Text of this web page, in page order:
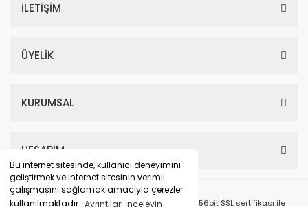
Bu internet sitesinde, kullanıcı deneyimini
geliştirmek ve internet sitesinin verimli
çalışmasını sağlamak amacıyla çerezler
kullanılmaktadır. Ayrıntıları İnceleyin
İLETİŞİM
ÜYELİK
KURUMSAL
HESABIM
© Tüm Hakları Saklıdır. Kredi kartı bilgileriniz 256bit SSL sertifikası ile